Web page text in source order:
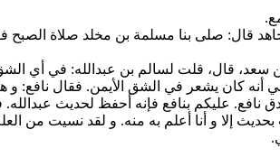
قال: صلى بنا مسلمة بن مخلد صلاة الصبح فقرأ
سعد، قال، قلت لسالم بن عبدالله: في أي
كان يشعر في الشق الأيمن. فقال نافع: و
عليكم بنافع فإنه أحفظ لحديث